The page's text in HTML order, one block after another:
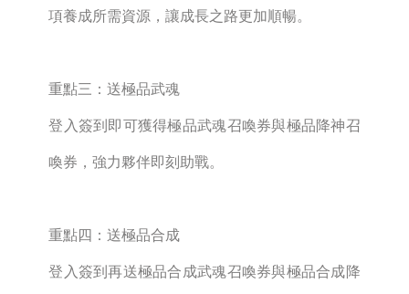
項養成所需資源，讓成長之路更加順暢。
重點三：送極品武魂
登入簽到即可獲得極品武魂召喚券與極品降神召
喚券，強力夥伴即刻助戰。
重點四：送極品合成
登入簽到再送極品合成武魂召喚券與極品合成降